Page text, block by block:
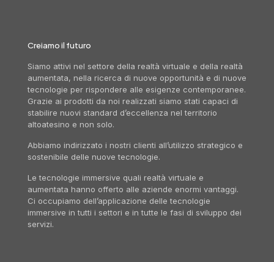
Creiamo il futuro
Siamo attivi nel settore della realtà virtuale e della realtà
aumentata, nella ricerca di nuove opportunità e di nuove
tecnologie per rispondere alle esigenze contemporanee.
Grazie ai prodotti da noi realizzati siamo stati capaci di
stabilire nuovi standard d’eccellenza nel territorio
altoatesino e non solo.
Abbiamo indirizzato i nostri clienti all’utilizzo strategico e
sostenibile delle nuove tecnologie.
Le tecnologie immersive quali realtà virtuale e
aumentata hanno offerto alle aziende enormi vantaggi.
Ci occupiamo dell’applicazione delle tecnologie
immersive in tutti i settori e in tutte le fasi di sviluppo dei
servizi.